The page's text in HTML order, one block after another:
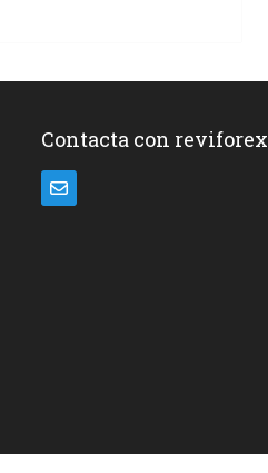
Contacta con reviforex